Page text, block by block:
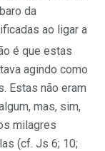
da
ao ligar a
é que estas
agindo como
Estas não eram
mas, sim,
milagres
(cf. Js 6; 10;